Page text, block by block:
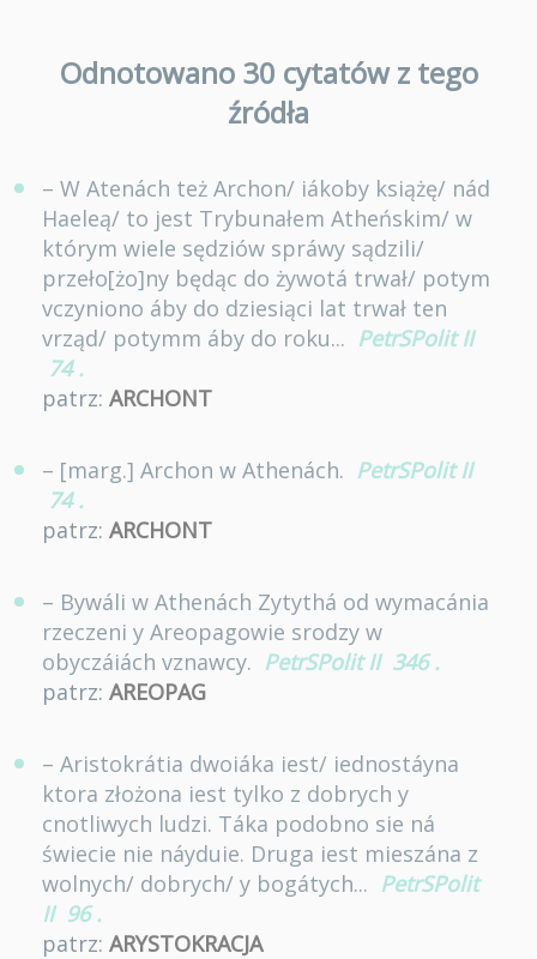
Odnotowano 30 cytatów z tego
źródła
– W Atenách też Archon/ iákoby książę/ nád
Haeleą/ to jest Trybunałem Atheńskim/ w
którym wiele sędziów spráwy sądzili/
przeło[żo]ny będąc do żywotá trwał/ potym
vczyniono áby do dziesiąci lat trwał ten
vrząd/ potymm áby do roku... PetrSPolit II
74 .
patrz: ARCHONT
– [marg.] Archon w Athenách. PetrSPolit II
74 .
patrz: ARCHONT
– Bywáli w Athenách Zytythá od wymacánia
rzeczeni y Areopagowie srodzy w
obyczáiách vznawcy. PetrSPolit II 346 .
patrz: AREOPAG
– Aristokrátia dwoiáka iest/ iednostáyna
ktora złożona iest tylko z dobrych y
cnotliwych ludzi. Táka podobno sie ná
świecie nie náyduie. Druga iest mieszána z
wolnych/ dobrych/ y bogátych... PetrSPolit
II 96 .
patrz: ARYSTOKRACJA